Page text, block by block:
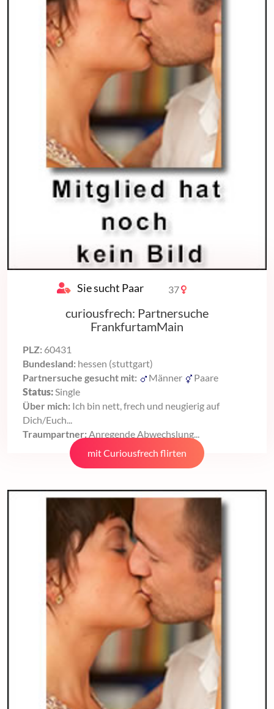
Sie sucht Paar 37
curiousfrech: Partnersuche
FrankfurtamMain
PLZ: 60431
Bundesland: hessen (stuttgart)
Partnersuche gesucht mit:
Männer
Paare
Status:Single
Über mich: Ich bin nett, frech und neugierig auf
Dich/Euch...
Traumpartner: Anregende Abwechslung...
mit Curiousfrech flirten